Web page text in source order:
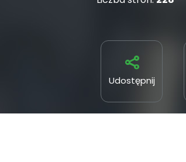
Udostępnij